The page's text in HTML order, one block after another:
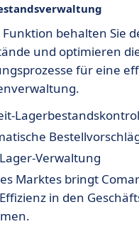
behalten Sie
und optimieren
für eine
Verwaltung
Marktes bringt
in den